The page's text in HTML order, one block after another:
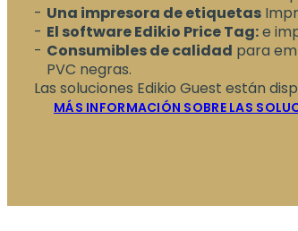
Una impresora de etiquetas
El software Edikio Price Tag:e
Consumibles de calidad para
PVC negras.
Las soluciones Edikio Guest están
MÁS INFORMACIÓN SOBRE LAS